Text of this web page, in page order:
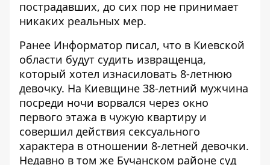
пострадавших, до сих пор не принимает
никаких реальных мер.
Ранее Информатор писал, что в Киевской
области будут судить извращенца,
который хотел изнасиловать 8-летнюю
девочку. На Киевщине 38-летний мужчина
посреди ночи ворвался через окно
первого этажа в чужую квартиру и
совершил действия сексуального
характера в отношении 8-летней девочки.
Недавно в том же Бучанском районе суд